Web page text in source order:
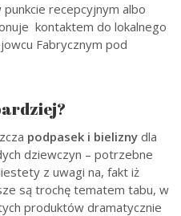
recepcyjnym albo
kontaktem do lokalnego
Fabrycznym pod
podpasek i bielizny dla
dziewczyn – potrzebne
z uwagi na, fakt iż
są trochę tematem tabu, w
produktów dramatycznie